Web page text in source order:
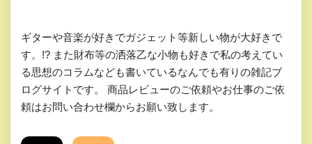
ギターや音楽が好きでガジェット等新しい物が大好きで
す。!? また財布等の洒落乙な小物も好きで私の考えてい
る思想のコラムなども書いているなんでも有りの雑記ブ
ログサイトです。 商品レビューのご依頼やお仕事のご依
頼はお問い合わせ欄からお願い致します。